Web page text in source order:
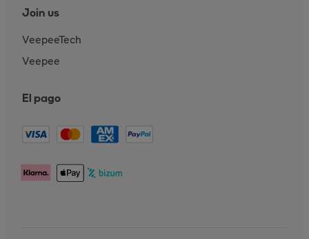
Join us
VeepeeTech
Veepee
El pago